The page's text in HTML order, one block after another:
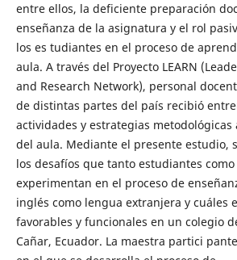
entre ellos, la deficiente preparación
enseñanza de la asignatura y el rol
los es tudiantes en el proceso de
aula. A través del Proyecto LEARN
and Research Network), personal
de distintas partes del país recibió
actividades y estrategias
del aula. Mediante el presente estudio,
los desafíos que tanto estudiantes
experimentan en el proceso de
inglés como lengua extranjera y cuáles
favorables y funcionales en un colegio
Cañar, Ecuador. La maestra partici